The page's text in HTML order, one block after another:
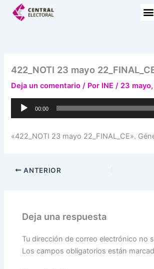
422_NOTI 23 mayo
Deja un comentario / Por INE/ 23
Reproductor
00:00
«422_NOTI 23 mayo 22_FINAL_CE».
ANTERIOR
Deja una respuesta
Tu dirección de correo electrónico no
Los campos obligatorios están